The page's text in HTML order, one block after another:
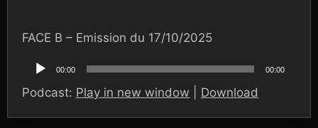
FACE B – Emission du 17/10/2025
audio
00:00 00:00
Podcast: Play in new window Download